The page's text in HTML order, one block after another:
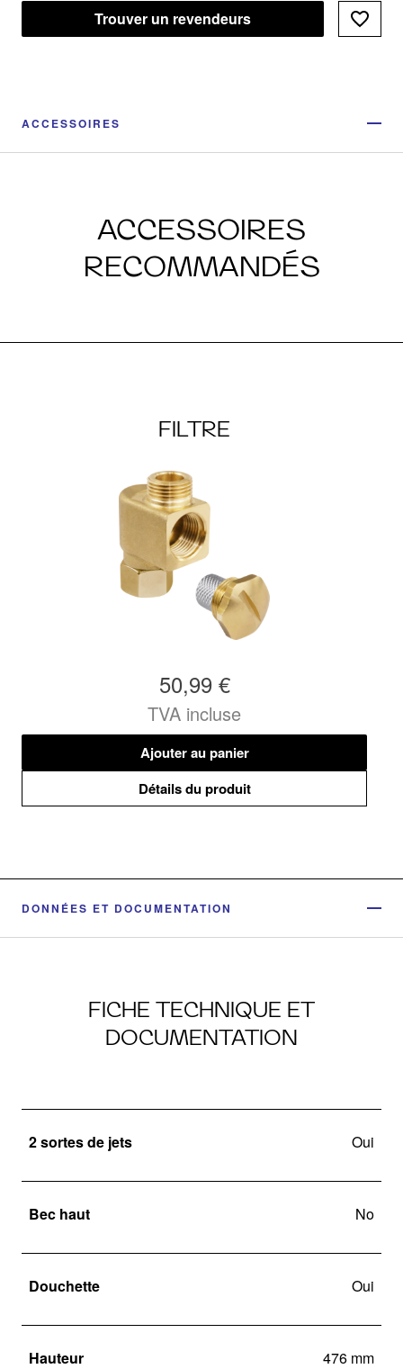
Trouver un revendeurs
ACCESSOIRES
ACCESSOIRES
RECOMMANDÉS
FILTRE
50,99 €
TVA incluse
Ajouter au panier
Détails du produit
DONNÉES ET DOCUMENTATION
FICHE TECHNIQUE ET
DOCUMENTATION
2 sortes de jets Oui
Bec haut No
Douchette Oui
Hauteur 476 mm